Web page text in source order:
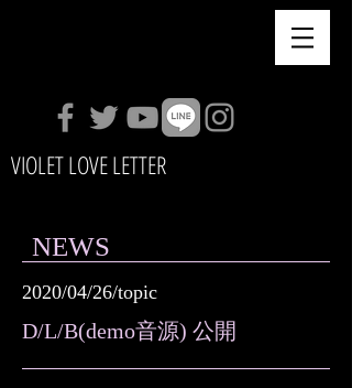
VIOLET LOVE LETTER
NEWS
2020/04/26/topic
D/L/B(demo音源) 公開